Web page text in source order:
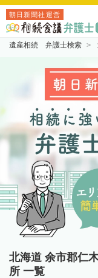
朝日新聞社運営
遺産相続 弁護士検索
北海道 余市郡仁
所 一覧